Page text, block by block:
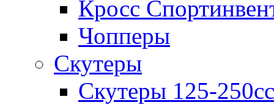
Кросс
Чопперы
Скутеры
Скутеры 125-250сс